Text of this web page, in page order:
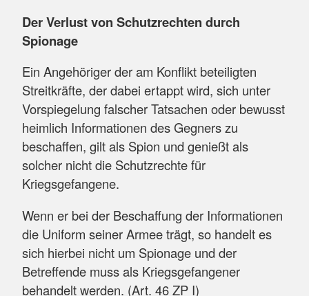
Der Verlust von Schutzrechten durch
Spionage
Ein Angehöriger der am Konflikt beteiligten
Streitkräfte, der dabei ertappt wird, sich unter
Vorspiegelung falscher Tatsachen oder bewusst
heimlich Informationen des Gegners zu
beschaffen, gilt als Spion und genießt als
solcher nicht die Schutzrechte für
Kriegsgefangene.
Wenn er bei der Beschaffung der Informationen
die Uniform seiner Armee trägt, so handelt es
sich hierbei nicht um Spionage und der
Betreffende muss als Kriegsgefangener
behandelt werden. (Art. 46 ZP I)